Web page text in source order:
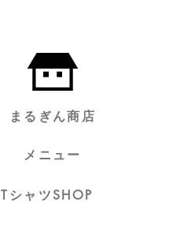
まるぎん商店
メニュー
TシャツSHOP